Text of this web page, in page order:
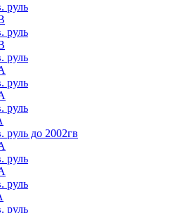
руль
руль
руль
руль
руль
руль до 2002гв
руль
руль
руль